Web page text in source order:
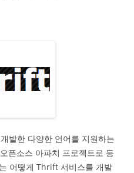
발한 다양한 언어를 지원하는
픈소스 아파치 프로젝트로 등
어떻게 Thrift 서비스를 개발